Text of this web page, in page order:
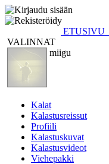
ETUSIVU
VALINNAT
miigu
Kalat
Kalastusreissut
Profiili
Kalastuskuvat
Kalastusvideot
Viehepakki